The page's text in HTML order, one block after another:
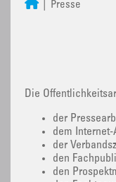
Presse
Die
der
dem
der
den
den